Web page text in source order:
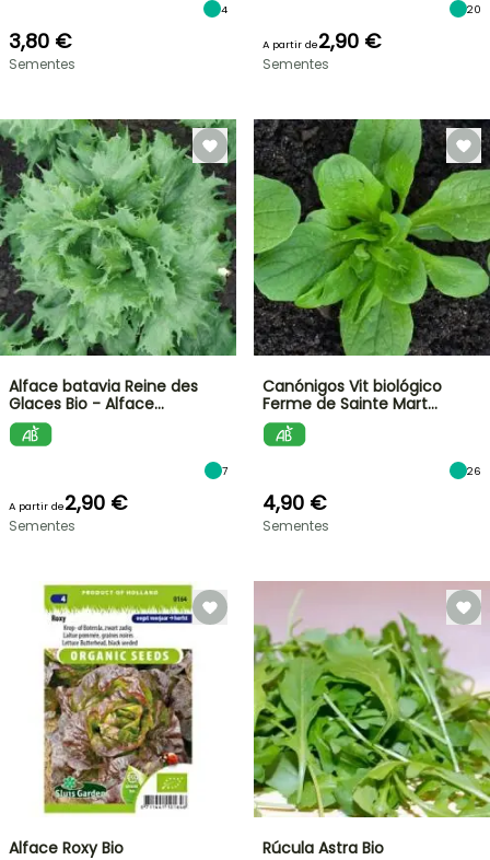
4
3,80 €
Sementes
20
A partir de2,90 €
Sementes
Alface batavia Reine des
Glaces Bio - Alface…
7
A partir de2,90 €
Sementes
Canónigos Vit biológico
Ferme de Sainte Mart…
26
4,90 €
Sementes
Alface Roxy Bio Rúcula Astra Bio